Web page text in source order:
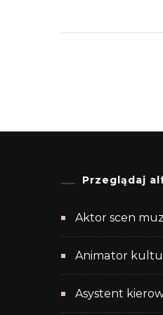
Przeglądaj
Aktor scen
Animator
Asystent